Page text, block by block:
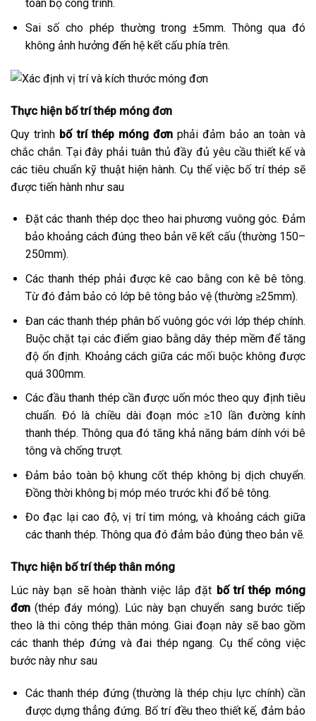
toàn bộ công trình.
Sai số cho phép thường trong ±5mm. Thông qua đó
không ảnh hưởng đến hệ kết cấu phía trên.
Thực hiện bố trí thép móng đơn
Quy trình bố trí thép móng đơn phải đảm bảo an toàn và
chắc chắn. Tại đây phải tuân thủ đầy đủ yêu cầu thiết kế và
các tiêu chuẩn kỹ thuật hiện hành. Cụ thể việc bố trí thép sẽ
được tiến hành như sau
Đặt các thanh thép dọc theo hai phương vuông góc. Đảm
bảo khoảng cách đúng theo bản vẽ kết cấu (thường 150–
250mm).
Các thanh thép phải được kê cao bằng con kê bê tông.
Từ đó đảm bảo có lớp bê tông bảo vệ (thường ≥25mm).
Đan các thanh thép phân bố vuông góc với lớp thép chính.
Buộc chặt tại các điểm giao bằng dây thép mềm để tăng
độ ổn định. Khoảng cách giữa các mối buộc không được
quá 300mm.
Các đầu thanh thép cần được uốn móc theo quy định tiêu
chuẩn. Đó là chiều dài đoạn móc ≥10 lần đường kính
thanh thép. Thông qua đó tăng khả năng bám dính với bê
tông và chống trượt.
Đảm bảo toàn bộ khung cốt thép không bị dịch chuyển.
Đồng thời không bị móp méo trước khi đổ bê tông.
Đo đạc lại cao độ, vị trí tim móng, và khoảng cách giữa
các thanh thép. Thông qua đó đảm bảo đúng theo bản vẽ.
Thực hiện bố trí thép thân móng
Lúc này bạn sẽ hoàn thành việc lắp đặt bố trí thép móng
đơn (thép đáy móng). Lúc này bạn chuyển sang bước tiếp
theo là thi công thép thân móng. Giai đoạn này sẽ bao gồm
các thanh thép đứng và đai thép ngang. Cụ thể công việc
bước này như sau
Các thanh thép đứng (thường là thép chịu lực chính) cần
được dựng thẳng đứng. Bố trí đều theo thiết kế, đảm bảo